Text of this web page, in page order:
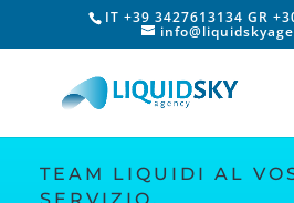
IT +39 3427613134 GR
TEAM LIQUIDI AL